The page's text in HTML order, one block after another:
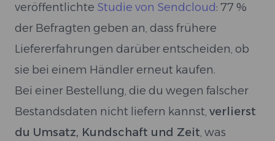
veröffentlichte Studie von Sendcloud: 77 %
der Befragten geben an, dass frühere
Liefererfahrungen darüber entscheiden, ob
sie bei einem Händler erneut kaufen.
Bei einer Bestellung, die du wegen falscher
Bestandsdaten nicht liefern kannst, verlierst
du Umsatz, Kundschaft und Zeit, was